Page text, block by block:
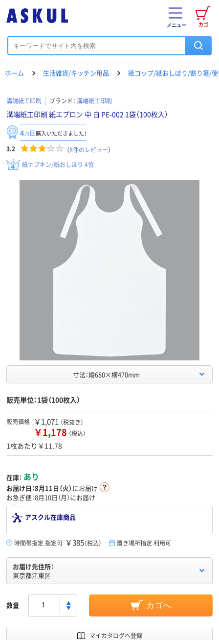
カゴ
メニュー
ホーム 生活雑貨/キッチン用品 紙コップ/紙おしぼり/割り箸/
溝端紙工印刷 ブランド： 溝端紙工印刷
溝端紙工印刷 紙エプロン 中 白 PE-002 1袋（100枚入）
4万回購入いただきました！
3.2 （8件のレビュー）
紙ナプキン/紙おしぼり 4位
寸法：縦680×横470mm
販売単位：1袋（100枚入）
販売価格 ￥1,071 （税抜き）
￥1,178 （税込）
1枚あたり￥11.78
在庫： あり
お届け日：8月11日（火）にお届け
お急ぎ便：8月10日（月）にお届け
アスクル在庫商品
時間帯指定 指定可 ￥385（税込） 置き場所指定 利用可
お届け先住所：
東京都江東区
数量 カゴへ
マイカタログへ登録